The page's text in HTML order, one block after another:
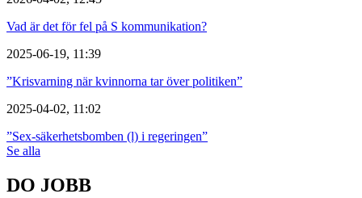
Vad är det för fel på S kommunikation?
2025-06-19, 11:39
”Krisvarning när kvinnorna tar över politiken”
2025-04-02, 11:02
”Sex-säkerhetsbomben (l) i regeringen”
Se alla
DO JOBB